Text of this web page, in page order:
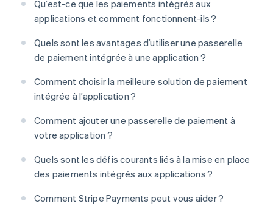
Qu’est-ce que les paiements intégrés aux
applications et comment fonctionnent-ils ?
Quels sont les avantages d’utiliser une passerelle
de paiement intégrée à une application ?
Comment choisir la meilleure solution de paiement
intégrée à l’application ?
Comment ajouter une passerelle de paiement à
votre application ?
Quels sont les défis courants liés à la mise en place
des paiements intégrés aux applications ?
Comment Stripe Payments peut vous aider ?